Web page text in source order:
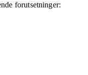
forutsetninger: